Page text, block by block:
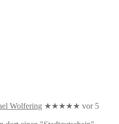
Wolfering ★★★★★ vor 5